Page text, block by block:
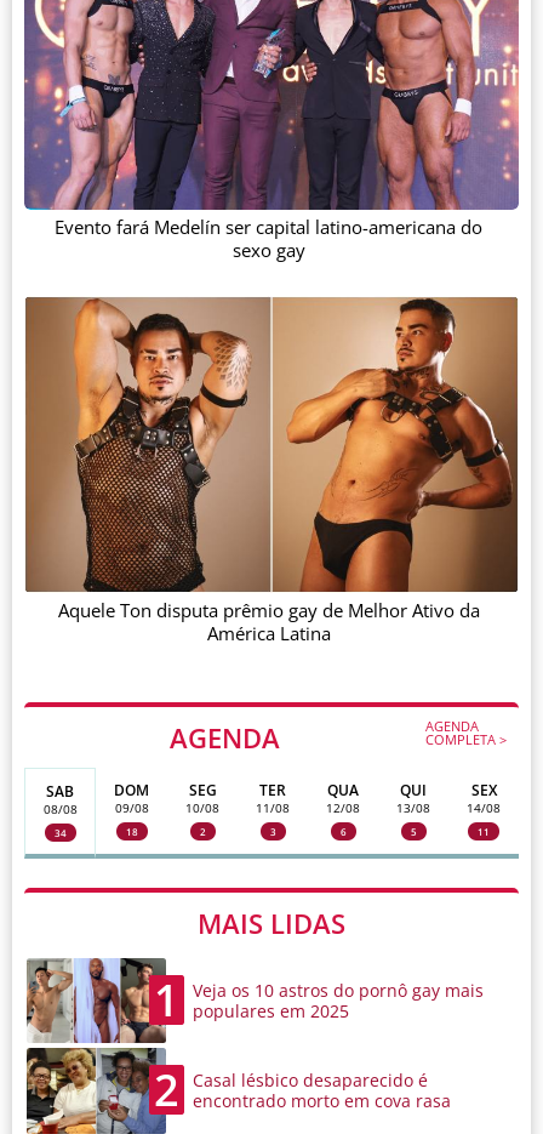
AGENDA AGENDA
COMPLETA >
SAB
08/08
34
DOM
09/08
18
SEG
10/08
2
TER
11/08
3
QUA
12/08
6
QUI
13/08
5
SEX
14/08
11
MAIS LIDAS
1
Veja os 10 astros do pornô gay mais
populares em 2025
2
Casal lésbico desaparecido é
encontrado morto em cova rasa
Evento fará Medelín ser capital latino-americana do
sexo gay
Aquele Ton disputa prêmio gay de Melhor Ativo da
América Latina